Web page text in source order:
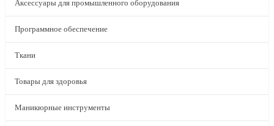
Аксессуары для промышленного оборудования
Программное обеспечение
Ткани
Товары для здоровья
Маникюрные инструменты